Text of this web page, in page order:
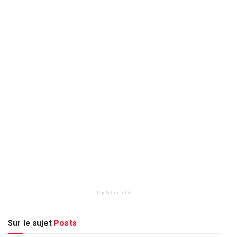
Publicité
Sur le sujet Posts